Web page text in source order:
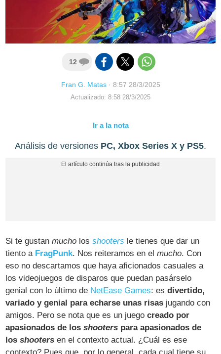
12
Fran G. Matas· 8:57 28/3/2025
Actualizado: 8:58 28/3/2025
Ir a la nota
Análisis de versiones PC, Xbox Series X y PS5.
Si te gustanmucho losshooters le tienes que dar un
tiento a FragPunk. Nos reiteramos en elmucho. Con
eso no descartamos que haya aficionados casuales a
los videojuegos de disparos que puedan pasárselo
genial con lo último de NetEase Games: esdivertido,
variado y genial para echarse unas risas jugando con
amigos. Pero se nota que es un juegocreado por
apasionados de losshooters para apasionados de
losshooters en el contexto actual. ¿Cuál es ese
contexto? Pues que, por lo general, cada cual tiene su